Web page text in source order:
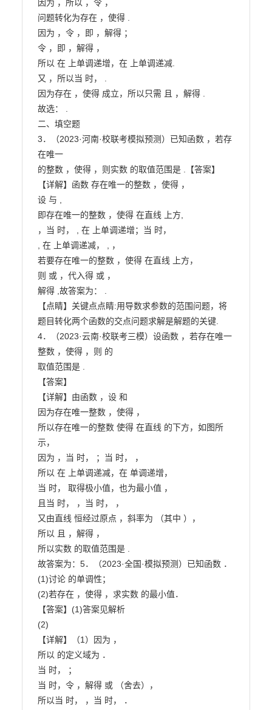
因为 ，所以 ，令 ，
问题转化为存在 ，使得 .
因为 ，令 ，即 ，解得 ；
令 ，即 ，解得 ，
所以 在 上单调递增，在 上单调递减.
又 ，所以当 时， .
因为存在 ，使得 成立，所以只需 且 ，解得 .
故选： .
二、填空题
3．（2023·河南·校联考模拟预测）已知函数 ，若存
在唯一
的整数 ，使得 ，则实数 的取值范围是 .【答案】
【详解】函数 存在唯一的整数 ，使得 ，
设 与 ,
即存在唯一的整数 ，使得 在直线 上方,
，当 时， , 在 上单调递增；当 时，
, 在 上单调递减， , ，
若要存在唯一的整数 ，使得 在直线 上方，
则 或 ，代入得 或 ，
解得 ,故答案为： .
【点睛】关键点点睛:用导数求参数的范围问题，将
题目转化两个函数的交点问题求解是解题的关键.
4．（2023·云南·校联考三模）设函数 ，若存在唯一
整数 ，使得 ，则 的
取值范围是 .
【答案】
【详解】由函数 ，设 和
因为存在唯一整数 ，使得 ，
所以存在唯一的整数 使得 在直线 的下方，如图所
示，
因为 ，当 时， ；当 时， ，
所以 在 上单调递减，在 单调递增，
当 时， 取得极小值，也为最小值 ，
且当 时， ，当 时， ，
又由直线 恒经过原点 ，斜率为 （其中 ），
所以 且 ，解得 ，
所以实数 的取值范围是 .
故答案为：5．（2023·全国·模拟预测）已知函数 ．
(1)讨论 的单调性；
(2)若存在 ，使得 ，求实数 的最小值．
【答案】(1)答案见解析
(2)
【详解】（1）因为 ，
所以 的定义域为 ．
当 时， ；
当 时，令 ，解得 或 （舍去），
所以当 时， ，当 时， ．